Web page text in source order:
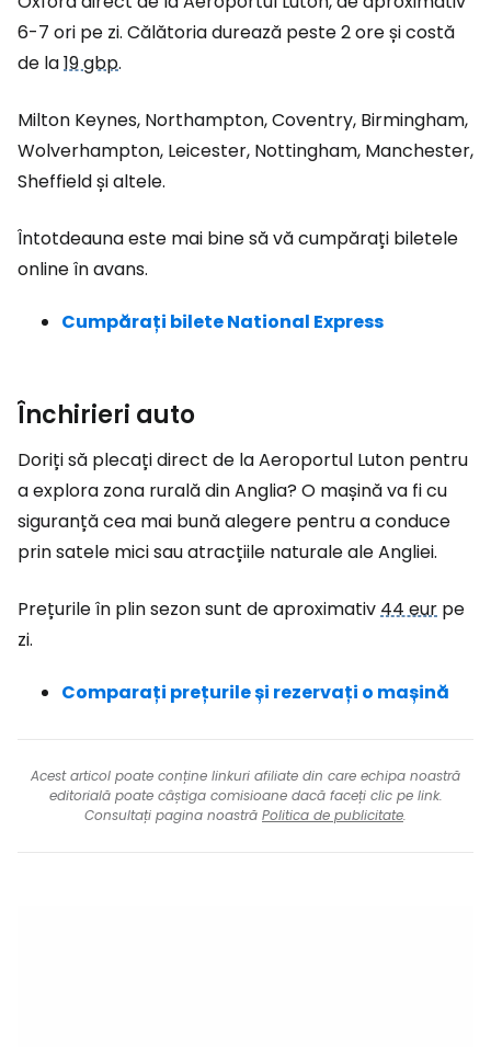
6-7 ori pe zi. Călătoria durează peste 2 ore și costă
de la19 gbp.
Milton Keynes, Northampton, Coventry, Birmingham,
Wolverhampton, Leicester, Nottingham, Manchester,
Sheffield și altele.
Întotdeauna este mai bine să vă cumpărați biletele
online în avans.
Cumpărați bilete National Express
Închirieri auto
Doriți să plecați direct de la Aeroportul Luton pentru
a explora zona rurală din Anglia? O mașină va fi cu
siguranță cea mai bună alegere pentru a conduce
prin satele mici sau atracțiile naturale ale Angliei.
Prețurile în plin sezon sunt de aproximativ44 eur pe
zi.
Comparați prețurile și rezervați o mașină
Acest articol poate conține linkuri afiliate din care echipa noastră
editorială poate câștiga comisioane dacă faceți clic pe link.
Consultați pagina noastră Politica de publicitate.